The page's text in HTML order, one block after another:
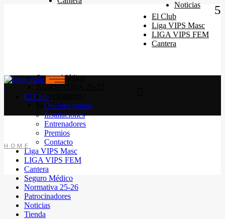
El Club
Liga VIPS Masc
LIGA VIPS FEM
Cantera
Seguro Médico
NORMATIVA 26-27
Patrocinadores
Noticias
Quiénes somos
Noticias
El Club
Quiénes somos
Instalaciones
Entrenadores
Premios
Contacto
Liga VIPS Masc
LIGA VIPS FEM
Cantera
Seguro Médico
Normativa 25-26
Patrocinadores
Noticias
Tienda
HOME